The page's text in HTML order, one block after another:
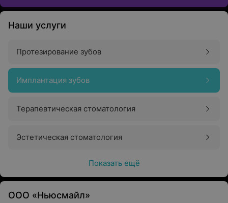
Наши услуги
Протезирование зубов
Имплантация зубов
Терапевтическая стоматология
Эстетическая стоматология
Показать ещё
ООО «Ньюсмайл»